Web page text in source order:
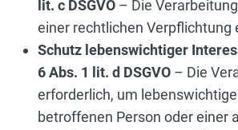
lit. c DSGVO – Die
einer rechtlichen Verpflichtung
Schutz lebenswichtiger
6 Abs. 1 lit. d DSGVO – Die
erforderlich, um
betroffenen Person oder einer